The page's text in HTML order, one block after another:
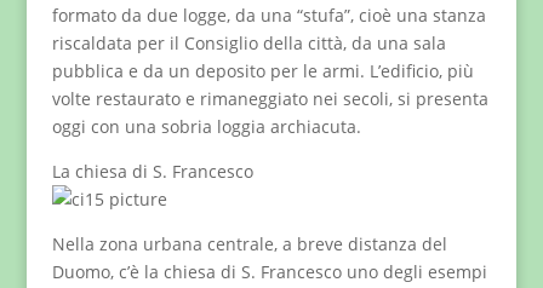
formato da due logge, da una “stufa”, cioè una stanza
riscaldata per il Consiglio della città, da una sala
pubblica e da un deposito per le armi. L’edificio, più
volte restaurato e rimaneggiato nei secoli, si presenta
oggi con una sobria loggia archiacuta.
La chiesa di S. Francesco
Nella zona urbana centrale, a breve distanza del
Duomo, c’è la chiesa di S. Francesco uno degli esempi